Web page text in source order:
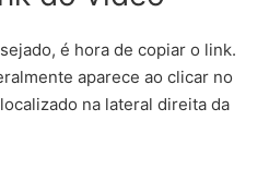
é hora de copiar o link.
aparece ao clicar no
na lateral direita da